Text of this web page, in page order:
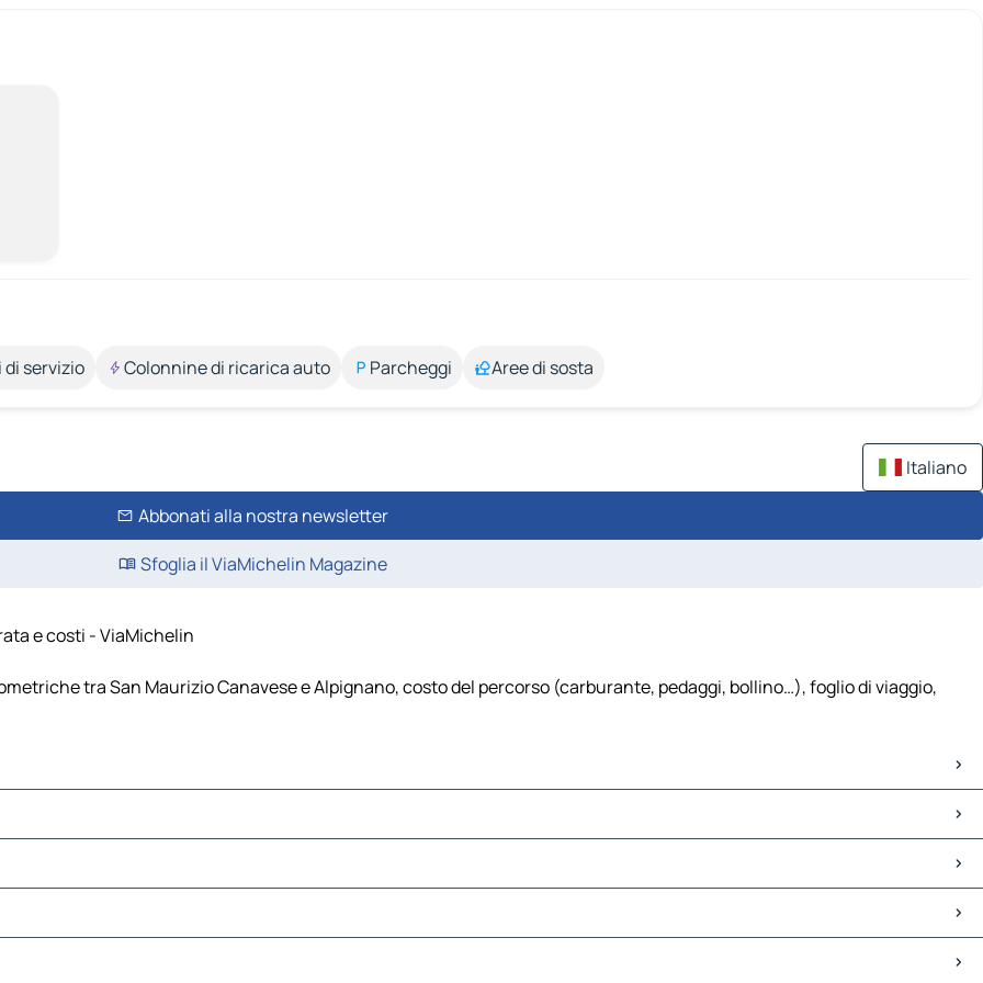
servizio Colonnine di ricarica auto Parcheggi Aree di sosta
Italiano
Abbonati alla nostra newsletter
Sfoglia il ViaMichelin Magazine
e costi - ViaMichelin
tra San Maurizio Canavese e Alpignano, costo del percorso (carburante, pedaggi, bollino…), foglio di viaggio,